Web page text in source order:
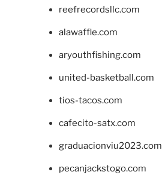
reefrecordsllc.com
alawaffle.com
aryouthfishing.com
united-basketball.com
tios-tacos.com
cafecito-satx.com
graduacionviu2023.com
pecanjackstogo.com